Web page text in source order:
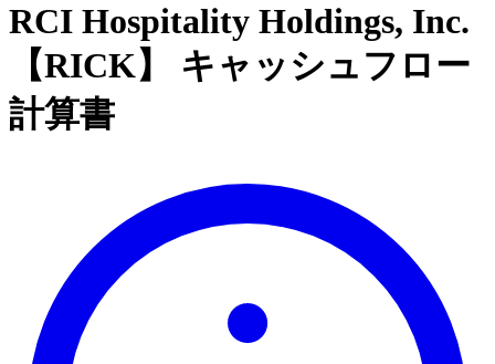
RCI Hospitality Holdings, Inc.
【RICK】 キャッシュフロー
計算書